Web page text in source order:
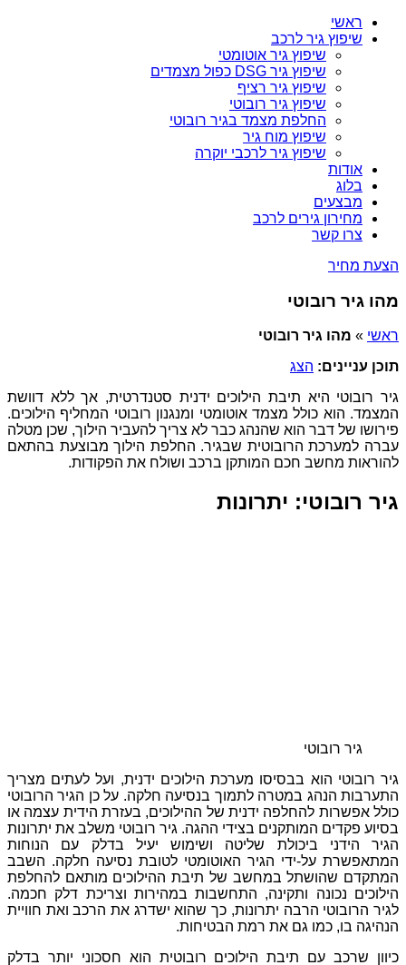
ראשי
שיפוץ גיר לרכב
שיפוץ גיר אוטומטי
שיפוץ גיר DSG כפול מצמדים
שיפוץ גיר רציף
שיפוץ גיר רובוטי
החלפת מצמד בגיר רובוטי
שיפוץ מוח גיר
שיפוץ גיר לרכבי יוקרה
אודות
בלוג
מבצעים
מחירון גירים לרכב
צרו קשר
הצעת מחיר
מהו גיר רובוטי
ראשי » מהו גיר רובוטי
תוכן עניינים: הצג
גיר רובוטי היא תיבת הילוכים ידנית סטנדרטית, אך ללא דוושת
המצמד. הוא כולל מצמד אוטומטי ומנגנון רובוטי המחליף הילוכים.
פירושו של דבר הוא שהנהג כבר לא צריך להעביר הילוך, שכן מטלה
עברה למערכת הרובוטית שבגיר. החלפת הילוך מבוצעת בהתאם
להוראות מחשב חכם המותקן ברכב ושולח את הפקודות.
גיר רובוטי: יתרונות
גיר רובוטי
גיר רובוטי הוא בבסיסו מערכת הילוכים ידנית, ועל לעתים מצריך
התערבות הנהג במטרה לתמוך בנסיעה חלקה. על כן הגיר הרובוטי
כולל אפשרות להחלפה ידנית של ההילוכים, בעזרת הידית עצמה או
בסיוע פקדים המותקנים בצידי ההגה. גיר רובוטי משלב את יתרונות
הגיר הידני ביכולת שליטה ושימוש יעיל בדלק עם הנוחות
המתאפשרת על-ידי הגיר האוטומטי לטובת נסיעה חלקה. השבב
המתקדם שהושתל במחשב של תיבת ההילוכים מותאם להחלפת
הילוכים נכונה ותקינה, התחשבות במהירות וצריכת דלק חכמה.
לגיר הרובוטי הרבה יתרונות, כך שהוא ישדרג את הרכב ואת חוויית
הנהיגה בו, כמו גם את רמת הבטיחות.
כיוון שרכב עם תיבת הילוכים רובוטית הוא חסכוני יותר בדלק